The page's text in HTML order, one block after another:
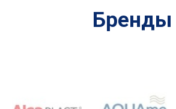
Бренды